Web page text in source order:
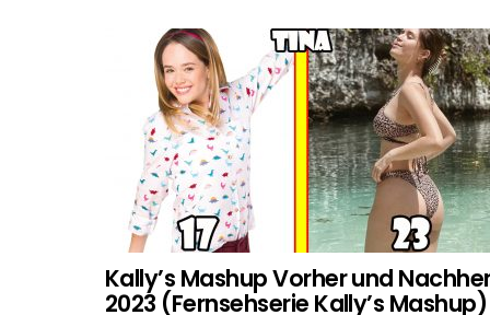
Kally’s Mashup Vorher und
2023 (Fernsehserie Kally’s Mashup)